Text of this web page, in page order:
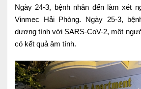
Xét nghiệm
Chẩn đoán hình ảnh
Ngày 24-3, bệnh nhân đến làm xét
Vinmec Hải Phòng. Ngày 25-3,
dương tính với SARS-CoV-2, một
có kết quả âm tính.